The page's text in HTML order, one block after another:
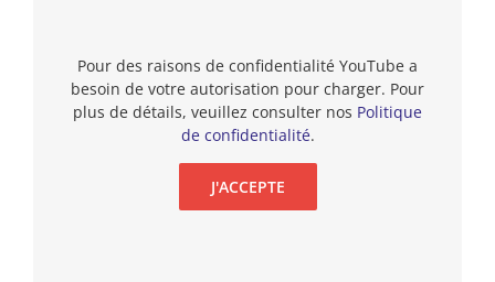
Pour des raisons de confidentialité YouTube a
besoin de votre autorisation pour charger. Pour
plus de détails, veuillez consulter nos Politique
de confidentialité.
J'ACCEPTE